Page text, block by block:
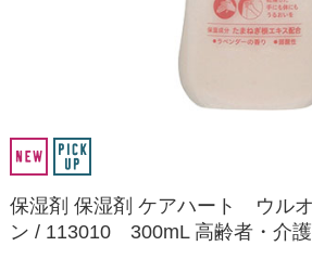
保湿剤 保湿剤 ケアハート ウル
ン / 113010 300mL 高齢者・介